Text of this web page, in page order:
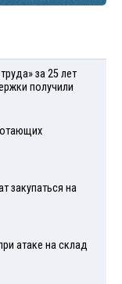
за 25 лет
получили
закупаться на
атаке на склад